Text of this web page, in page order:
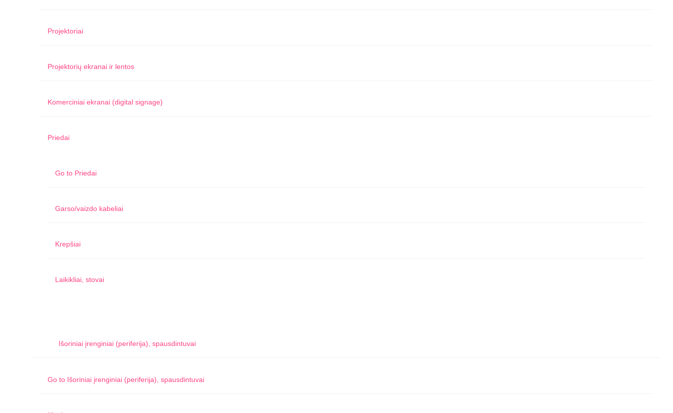
Projektoriai
Projektorių ekranai ir lentos
Komerciniai ekranai (digital signage)
Priedai
Go to Priedai
Garso/vaizdo kabeliai
Krepšiai
Laikikliai, stovai
Išoriniai įrenginiai (periferija), spausdintuvai
Go to Išoriniai įrenginiai (periferija), spausdintuvai